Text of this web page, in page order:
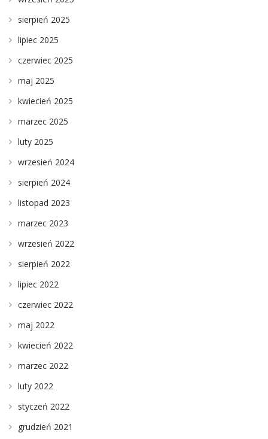
sierpień 2025
lipiec 2025
czerwiec 2025
maj 2025
kwiecień 2025
marzec 2025
luty 2025
wrzesień 2024
sierpień 2024
listopad 2023
marzec 2023
wrzesień 2022
sierpień 2022
lipiec 2022
czerwiec 2022
maj 2022
kwiecień 2022
marzec 2022
luty 2022
styczeń 2022
grudzień 2021